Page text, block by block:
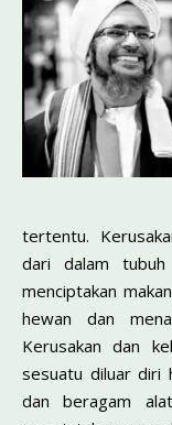
tertentu.
dari dalam
menciptakan
hewan dan
Kerusakan dan
sesuatu diluar diri
dan beragam